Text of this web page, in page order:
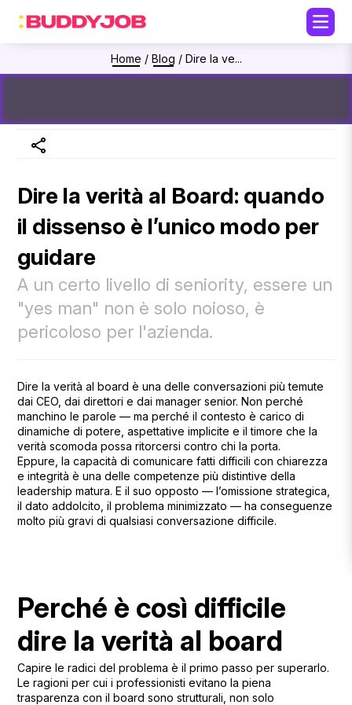
Home / Blog / Dire la ve...
Dire la verità al Board: quando
il dissenso è l’unico modo per
guidare
A un certo livello di seniority, essere un
"yes man" non è solo noioso, è
pericoloso per l'azienda.
Dire la verità al board è una delle conversazioni più temute
dai CEO, dai direttori e dai manager senior. Non perché
manchino le parole — ma perché il contesto è carico di
dinamiche di potere, aspettative implicite e il timore che la
verità scomoda possa ritorcersi contro chi la porta.
Eppure, la capacità di comunicare fatti difficili con chiarezza
e integrità è una delle competenze più distintive della
leadership matura. E il suo opposto — l’omissione strategica,
il dato addolcito, il problema minimizzato — ha conseguenze
molto più gravi di qualsiasi conversazione difficile.
Perché è così difficile
dire la verità al board
Capire le radici del problema è il primo passo per superarlo.
Le ragioni per cui i professionisti evitano la piena
trasparenza con il board sono strutturali, non solo